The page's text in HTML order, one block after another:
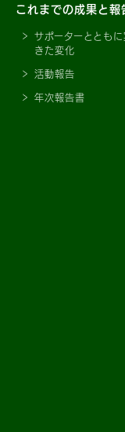
これまでの成果と報
サポーターととも
きた変化
活動報告
年次報告書